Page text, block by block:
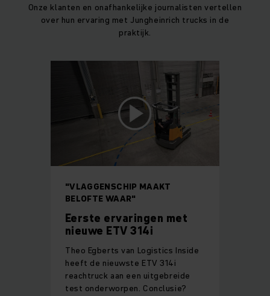
Onze klanten en onafhankelijke journalisten vertellen
over hun ervaring met Jungheinrich trucks in de
praktijk.
"VLAGGENSCHIP MAAKT
BELOFTE WAAR"
Eerste ervaringen met
nieuwe ETV 314i
Theo Egberts van Logistics Inside
heeft de nieuwste ETV 314i
reachtruck aan een uitgebreide
test onderworpen. Conclusie?